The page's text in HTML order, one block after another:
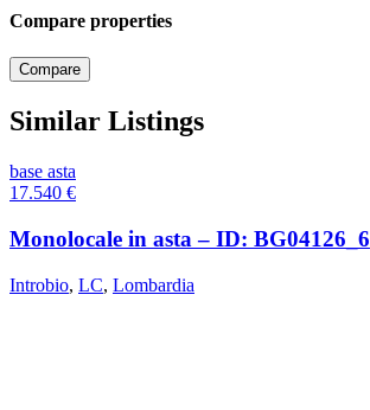
Compare properties
Compare
Similar Listings
base asta
17.540 €
Monolocale in asta – ID: BG04126_6
Introbio, LC, Lombardia